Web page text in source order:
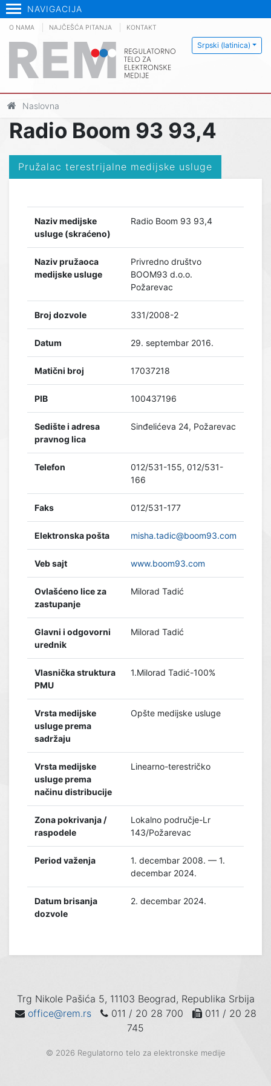
NAVIGACIJA
Srpski (latinica)
O NAMA NAJČEŠĆA PITANJA KONTAKT
Naslovna
Radio Boom 93 93,4
Pružalac terestrijalne medijske usluge
Naziv medijske
usluge (skraćeno)
Radio Boom 93 93,4
Naziv pružaoca
medijske usluge
Privredno društvo
BOOM93 d.o.o.
Požarevac
Broj dozvole 331/2008-2
Datum 29. septembar 2016.
Matični broj 17037218
PIB 100437196
Sedište i adresa
pravnog lica
Sinđelićeva 24, Požarevac
Telefon
012/531-155, 012/531-
166
Faks 012/531-177
Elektronska pošta misha.tadic@boom93.com
Veb sajt www.boom93.com
Ovlašćeno lice za
zastupanje
Milorad Tadić
Glavni i odgovorni
urednik
Milorad Tadić
Vlasnička struktura
PMU
1.Milorad Tadić-100%
Vrsta medijske
usluge prema
sadržaju
Opšte medijske usluge
Vrsta medijske
usluge prema
načinu distribucije
Linearno-terestričko
Zona pokrivanja /
raspodele
Lokalno područje-Lr
143/Požarevac
Period važenja
1. decembar 2008. — 1.
decembar 2024.
Datum brisanja
dozvole
2. decembar 2024.
Trg Nikole Pašića 5, 11103 Beograd, Republika Srbija
office@rem.rs
011 / 20 28 700
011 / 20 28
745
© 2026 Regulatorno telo za elektronske medije